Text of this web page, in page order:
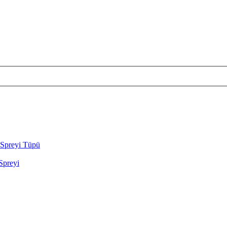
Tüpü